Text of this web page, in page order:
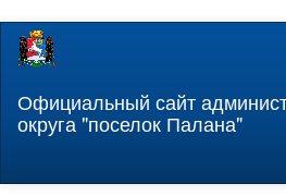
Перейти
содержанию
Официальный сайт
округа "поселок Палана"